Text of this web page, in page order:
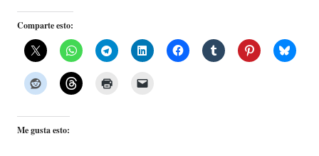
Comparte esto:
Me gusta esto: